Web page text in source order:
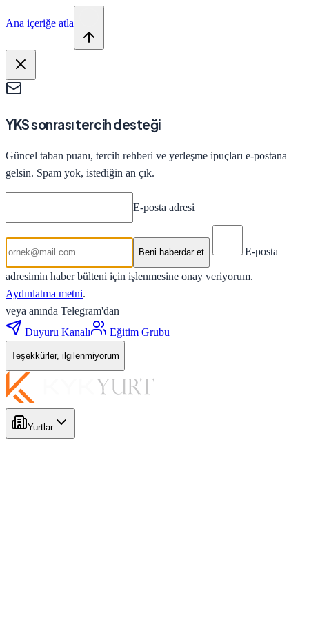
Ana içeriğe atla
YKS sonrası tercih desteği
Güncel taban puanı, tercih rehberi ve yerleşme ipuçları e-postana
gelsin. Spam yok, istediğin an çık.
E-posta adresi
Beni haberdar et E-posta
adresimin haber bülteni için işlenmesine onay veriyorum.
Aydınlatma metni.
veya anında Telegram'dan
Duyuru Kanalı
Eğitim Grubu
Teşekkürler, ilgilenmiyorum
Yurtlar